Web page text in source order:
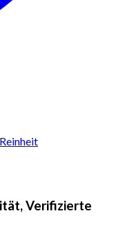
Verifizierte